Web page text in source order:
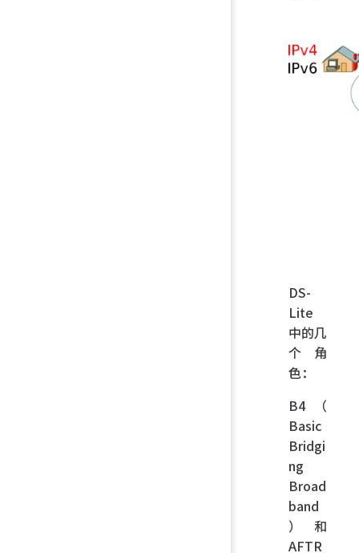
DS-
Lite
中的几
个角
色：
B4（
Basic
Bridgi
ng
Broad
band
）和
AFTR